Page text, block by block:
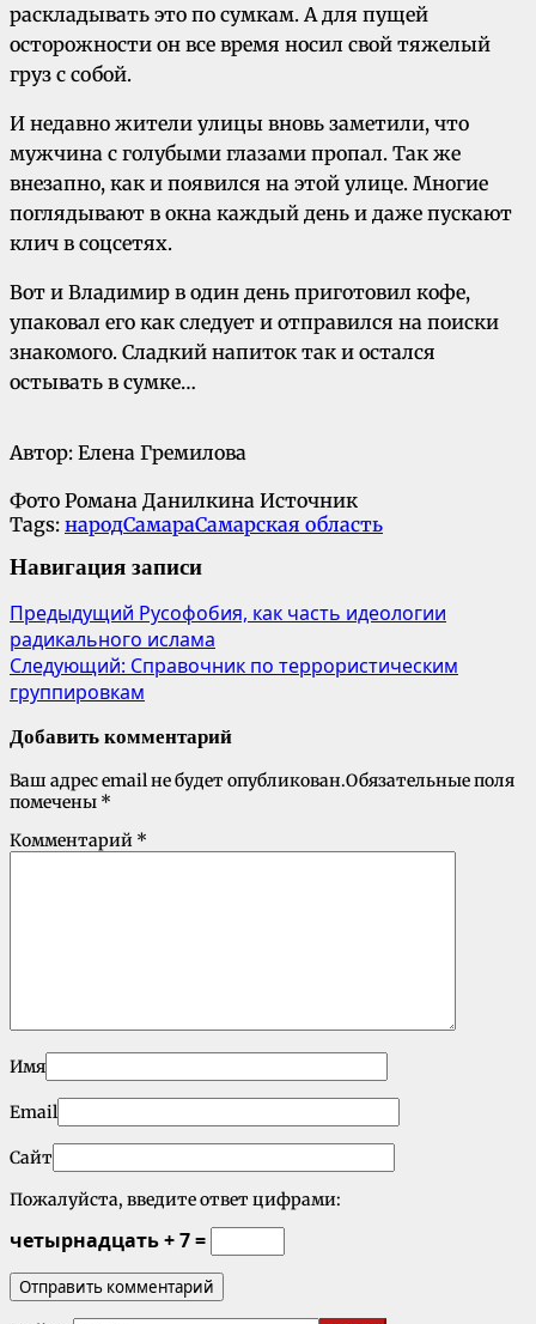
раскладывать это по сумкам. А для пущей
осторожности он все время носил свой тяжелый
груз с собой.
И недавно жители улицы вновь заметили, что
мужчина с голубыми глазами пропал. Так же
внезапно, как и появился на этой улице. Многие
поглядывают в окна каждый день и даже пускают
клич в соцсетях.
Вот и Владимир в один день приготовил кофе,
упаковал его как следует и отправился на поиски
знакомого. Сладкий напиток так и остался
остывать в сумке…
Автор: Елена Гремилова
Фото Романа Данилкина Источник
Tags: народСамараСамарская область
Навигация записи
Предыдущий Русофобия, как часть идеологии
радикального ислама
Следующий: Справочник по террористическим
группировкам
Добавить комментарий
Ваш адрес email не будет опубликован.Обязательные поля
помечены *
Комментарий *
Имя
Email
Сайт
Пожалуйста, введите ответ цифрами:
четырнадцать + 7 =